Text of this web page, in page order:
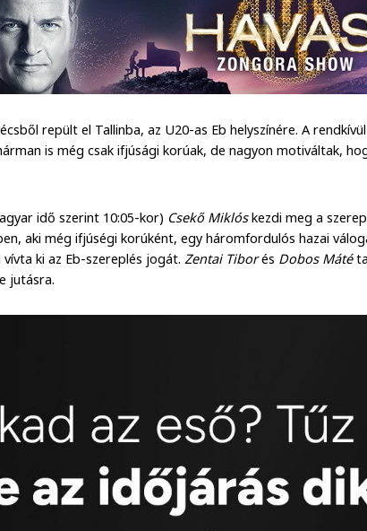
repült el Tallinba, az U20-as Eb helyszínére. A
is még csak ifjúsági korúak, de nagyon motiváltak,
idő szerint 10:05-kor) Csekő Miklóskezdi meg a
aki még ifjúségi korúként, egy háromfordulós hazai
ki az Eb-szereplés jogát. Zentai Tiborés Dobos Máté
jutásra.